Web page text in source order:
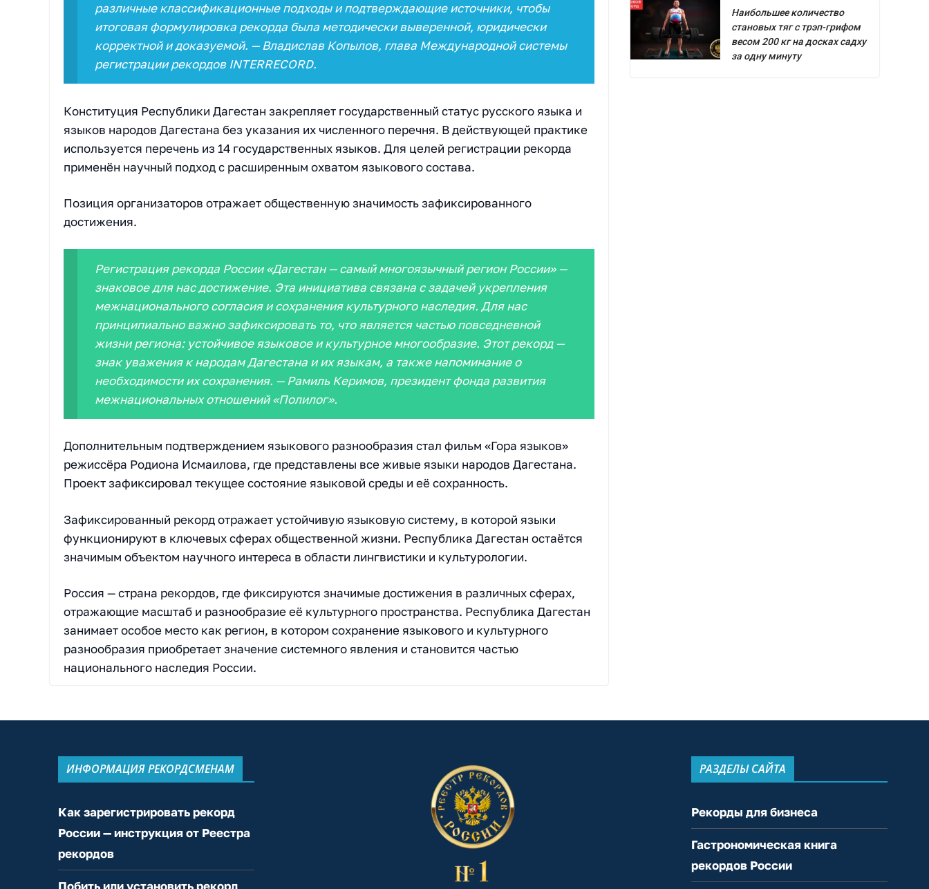
различные классификационные подходы и подтверждающие источники, чтобы
итоговая формулировка рекорда была методически выверенной, юридически
корректной и доказуемой. — Владислав Копылов, глава Международной системы
регистрации рекордов INTERRECORD.
Конституция Республики Дагестан закрепляет государственный статус русского языка и
языков народов Дагестана без указания их численного перечня. В действующей практике
используется перечень из 14 государственных языков. Для целей регистрации рекорда
применён научный подход с расширенным охватом языкового состава.
Позиция организаторов отражает общественную значимость зафиксированного
достижения.
Регистрация рекорда России «Дагестан — самый многоязычный регион России» —
знаковое для нас достижение. Эта инициатива связана с задачей укрепления
межнационального согласия и сохранения культурного наследия. Для нас
принципиально важно зафиксировать то, что является частью повседневной
жизни региона: устойчивое языковое и культурное многообразие. Этот рекорд —
знак уважения к народам Дагестана и их языкам, а также напоминание о
необходимости их сохранения. — Рамиль Керимов, президент фонда развития
межнациональных отношений «Полилог».
Дополнительным подтверждением языкового разнообразия стал фильм «Гора языков»
режиссёра Родиона Исмаилова, где представлены все живые языки народов Дагестана.
Проект зафиксировал текущее состояние языковой среды и её сохранность.
Зафиксированный рекорд отражает устойчивую языковую систему, в которой языки
функционируют в ключевых сферах общественной жизни. Республика Дагестан остаётся
значимым объектом научного интереса в области лингвистики и культурологии.
Россия — страна рекордов, где фиксируются значимые достижения в различных сферах,
отражающие масштаб и разнообразие её культурного пространства. Республика Дагестан
занимает особое место как регион, в котором сохранение языкового и культурного
разнообразия приобретает значение системного явления и становится частью
национального наследия России.
Наибольшее количество
становых тяг с трэп-грифом
весом 200 кг на досках садху
за одну минуту
ИНФОРМАЦИЯ РЕКОРДСМЕНАМ
Как зарегистрировать рекорд
России — инструкция от Реестра
рекордов
Побить или установить рекорд
РАЗДЕЛЫ САЙТА
Рекорды для бизнеса
Гастрономическая книга
рекордов России